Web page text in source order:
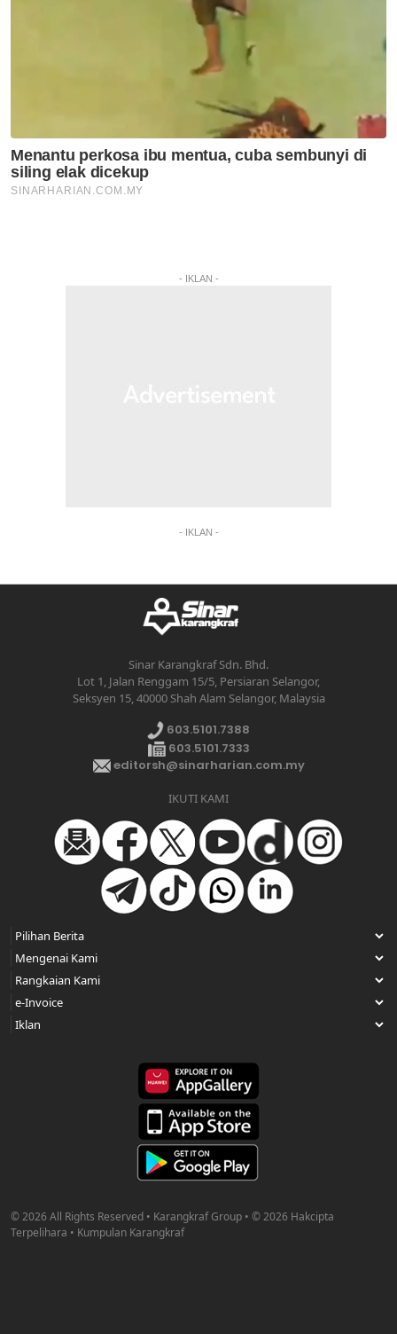
- IKLAN -
- IKLAN -
Sinar Karangkraf Sdn. Bhd.
Lot 1, Jalan Renggam 15/5, Persiaran Selangor,
Seksyen 15, 40000 Shah Alam Selangor, Malaysia
603.5101.7388
603.5101.7333
editorsh@sinarharian.com.my
IKUTI KAMI
© 2026 All Rights Reserved • Karangkraf Group • © 2026 Hakcipta
Terpelihara • Kumpulan Karangkraf